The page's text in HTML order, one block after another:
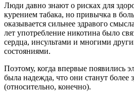
Люди давно знают о рисках для
курением табака, но привычка в
оказывается сильнее здравого
лет употребление никотина было
сердца, инсультами и многими
состояниями.
Поэтому, когда впервые появились
была надежда, что они станут более
(относительно, конечно).